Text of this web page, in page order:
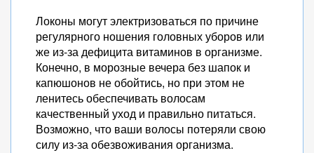
Локоны могут электризоваться по причине
регулярного ношения головных уборов или
же из-за дефицита витаминов в организме.
Конечно, в морозные вечера без шапок и
капюшонов не обойтись, но при этом не
ленитесь обеспечивать волосам
качественный уход и правильно питаться.
Возможно, что ваши волосы потеряли свою
силу из-за обезвоживания организма.